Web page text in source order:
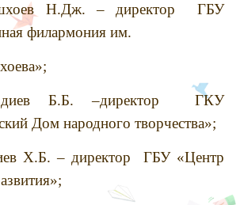
Н.Дж. – директор ГБУ
филармония им.
Б.Б. –директор ГКУ
Дом народного творчества»;
Х.Б. – директор ГБУ «Центр